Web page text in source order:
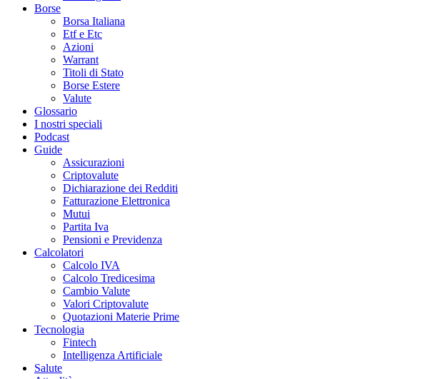
Borse
Borsa Italiana
Etf e Etc
Azioni
Warrant
Titoli di Stato
Borse Estere
Valute
Glossario
I nostri speciali
Podcast
Guide
Assicurazioni
Criptovalute
Dichiarazione dei Redditi
Fatturazione Elettronica
Mutui
Partita Iva
Pensioni e Previdenza
Calcolatori
Calcolo IVA
Calcolo Tredicesima
Cambio Valute
Valori Criptovalute
Quotazioni Materie Prime
Tecnologia
Fintech
Intelligenza Artificiale
Salute